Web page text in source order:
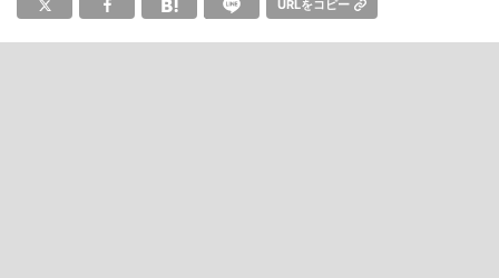
URLをコピー